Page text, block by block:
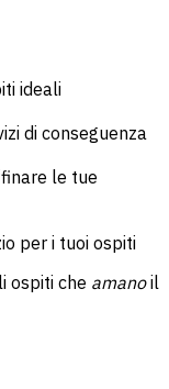
ideali
di conseguenza
le tue
per i tuoi ospiti
ospiti che amanoil